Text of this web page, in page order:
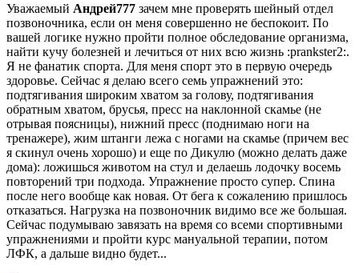
Уважаемый Андрей777 зачем мне проверять шейный отдел
позвоночника, если он меня совершенно не беспокоит. По
вашей логике нужно пройти полное обследование организма,
найти кучу болезней и лечиться от них всю жизнь :prankster2:.
Я не фанатик спорта. Для меня спорт это в первую очередь
здоровье. Сейчас я делаю всего семь упражнений это:
подтягивания широким хватом за голову, подтягивания
обратным хватом, брусья, пресс на наклонной скамье (не
отрывая поясницы), нижний пресс (поднимаю ноги на
тренажере), жим штанги лежа с ногами на скамье (причем вес
я скинул очень хорошо) и еще по Дикулю (можно делать даже
дома): ложишься животом на стул и делаешь лодочку восемь
повторений три подхода. Упражнение просто супер. Спина
после него вообще как новая. От бега к сожалению пришлось
отказаться. Нагрузка на позвоночник видимо все же большая.
Сейчас подумываю завязать на время со всеми спортивными
упражнениями и пройти курс мануальной терапии, потом
ЛФК, а дальше видно будет...